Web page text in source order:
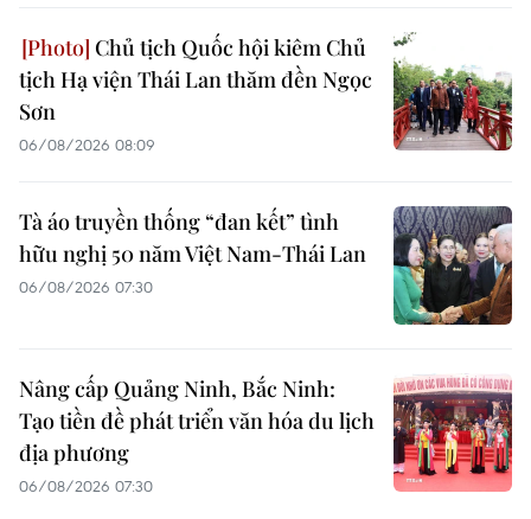
Chủ tịch Quốc hội kiêm Chủ
tịch Hạ viện Thái Lan thăm đền Ngọc
Sơn
06/08/2026 08:09
Tà áo truyền thống “đan kết” tình
hữu nghị 50 năm Việt Nam-Thái Lan
06/08/2026 07:30
Nâng cấp Quảng Ninh, Bắc Ninh:
Tạo tiền đề phát triển văn hóa du lịch
địa phương
06/08/2026 07:30